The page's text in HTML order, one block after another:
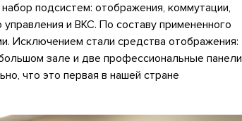
подсистем: отображения, коммутации,
управления и ВКС. По составу примененного
Исключением стали средства отображения:
зале и две профессиональные панели
что это первая в нашей стране